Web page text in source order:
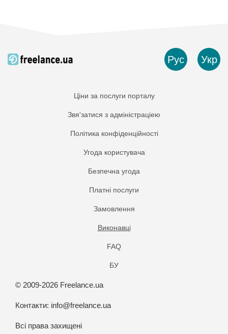
Рус Укр
Ціни за послуги порталу
Звя'затися з адміністраціею
Політика конфіденційності
Угода користувача
Безпечна угода
Платнi послуги
Замовлення
Виконавці
FAQ
БУ
© 2009-2026 Freelance.ua
Контакти: info@freelance.ua
Всі права захищені